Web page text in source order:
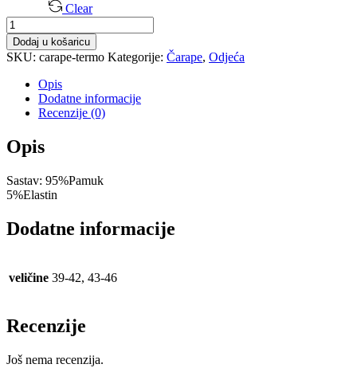
Clear
Lovacke
Termo
Carape
3/1
količina
Dodaj u košaricu
SKU: carape-termo Kategorije: Čarape, Odjeća
Opis
Dodatne informacije
Recenzije (0)
Opis
Sastav: 95%Pamuk
5%Elastin
Dodatne informacije
veličine 39-42, 43-46
Recenzije
Još nema recenzija.